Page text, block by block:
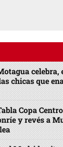
celebra,
chicas que
Copa
y revés a